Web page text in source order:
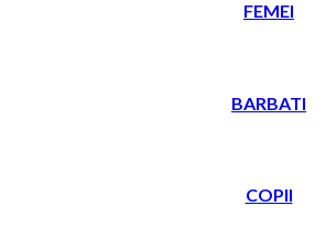
FEMEI
BARBATI
COPII